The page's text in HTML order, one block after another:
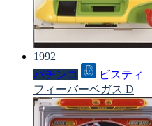
1992
パチンコ
ビスティ
フィーバーベガス D